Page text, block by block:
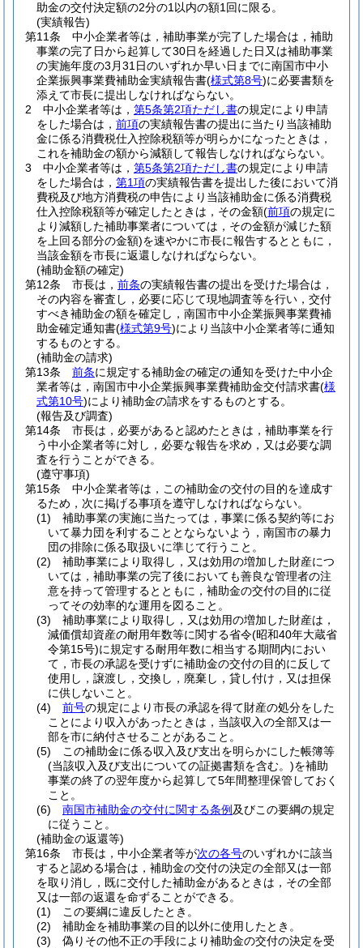
助金の交付決定額の2分の1以内の額1回に限る。
(実績報告)
第11条
中小企業者等は，補助事業が完了した場合は，補助
事業の完了日から起算して30日を経過した日又は補助事業
の実施年度の3月31日のいずれか早い日までに南国市中小
企業振興事業費補助金実績報告書(様式第8号)に必要書類を
添えて市長に提出しなければならない。
2
中小企業者等は， 第5条第2項ただし書の規定により申請
をした場合は， 前項の実績報告書の提出に当たり当該補助
金に係る消費税仕入控除税額等が明らかになったときは，
これを補助金の額から減額して報告しなければならない。
3
中小企業者等は， 第5条第2項ただし書の規定により申請
をした場合は， 第1項の実績報告書を提出した後において消
費税及び地方消費税の申告により当該補助金に係る消費税
仕入控除税額等が確定したときは，その金額(前項の規定に
より減額した補助事業者については，その金額が減じた額
を上回る部分の金額)を速やかに市長に報告するとともに，
当該金額を市長に返還しなければならない。
(補助金額の確定)
第12条
市長は， 前条の実績報告書の提出を受けた場合は，
その内容を審査し，必要に応じて現地調査等を行い，交付
すべき補助金の額を確定し，南国市中小企業振興事業費補
助金確定通知書(様式第9号)により当該中小企業者等に通知
するものとする。
(補助金の請求)
第13条
前条に規定する補助金の確定の通知を受けた中小企
業者等は，南国市中小企業振興事業費補助金交付請求書(様
式第10号)により補助金の請求をするものとする。
(報告及び調査)
第14条
市長は，必要があると認めたときは，補助事業を行
う中小企業者等に対し，必要な報告を求め，又は必要な調
査を行うことができる。
(遵守事項)
第15条
中小企業者等は，この補助金の交付の目的を達成す
るため，次に掲げる事項を遵守しなければならない。
(1)
補助事業の実施に当たっては，事業に係る契約等にお
いて暴力団を利することとならないよう，南国市の暴力
団の排除に係る取扱いに準じて行うこと。
(2)
補助事業により取得し，又は効用の増加した財産につ
いては，補助事業の完了後においても善良な管理者の注
意を持って管理するとともに，補助金の交付の目的に従
ってその効率的な運用を図ること。
(3)
補助事業により取得し，又は効用の増加した財産は，
減価償却資産の耐用年数等に関する省令(昭和40年大蔵省
令第15号)に規定する耐用年数に相当する期間内におい
て，市長の承認を受けずに補助金の交付の目的に反して
使用し，譲渡し，交換し，廃棄し，貸し付け，又は担保
に供しないこと。
(4)
前号の規定により市長の承認を得て財産の処分をした
ことにより収入があったときは，当該収入の全部又は一
部を市に納付させることがあること。
(5)
この補助金に係る収入及び支出を明らかにした帳簿等
(当該収入及び支出についての証拠書類を含む。)を補助
事業の終了の翌年度から起算して5年間整理保管しておく
こと。
(6)
南国市補助金の交付に関する条例 及びこの要綱の規定
に従うこと。
(補助金の返還等)
第16条
市長は，中小企業者等が次の各号のいずれかに該当
すると認める場合は，補助金の交付の決定の全部又は一部
を取り消し，既に交付した補助金があるときは，その全部
又は一部の返還を命ずることができる。
(1)
この要綱に違反したとき。
(2)
補助金を補助事業の目的以外に使用したとき。
(3)
偽りその他不正の手段により補助金の交付の決定を受